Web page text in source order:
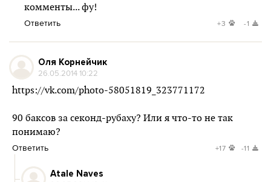
комменты... фу!
Ответить +3 -1
Оля Корнейчик
26.05.2014 10:22
https://vk.com/photo-58051819_323771172
90 баксов за секонд-рубаху? Или я что-то не так
понимаю?
Ответить +17 -11
Atale Naves